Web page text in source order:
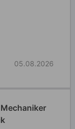
05.08.2026